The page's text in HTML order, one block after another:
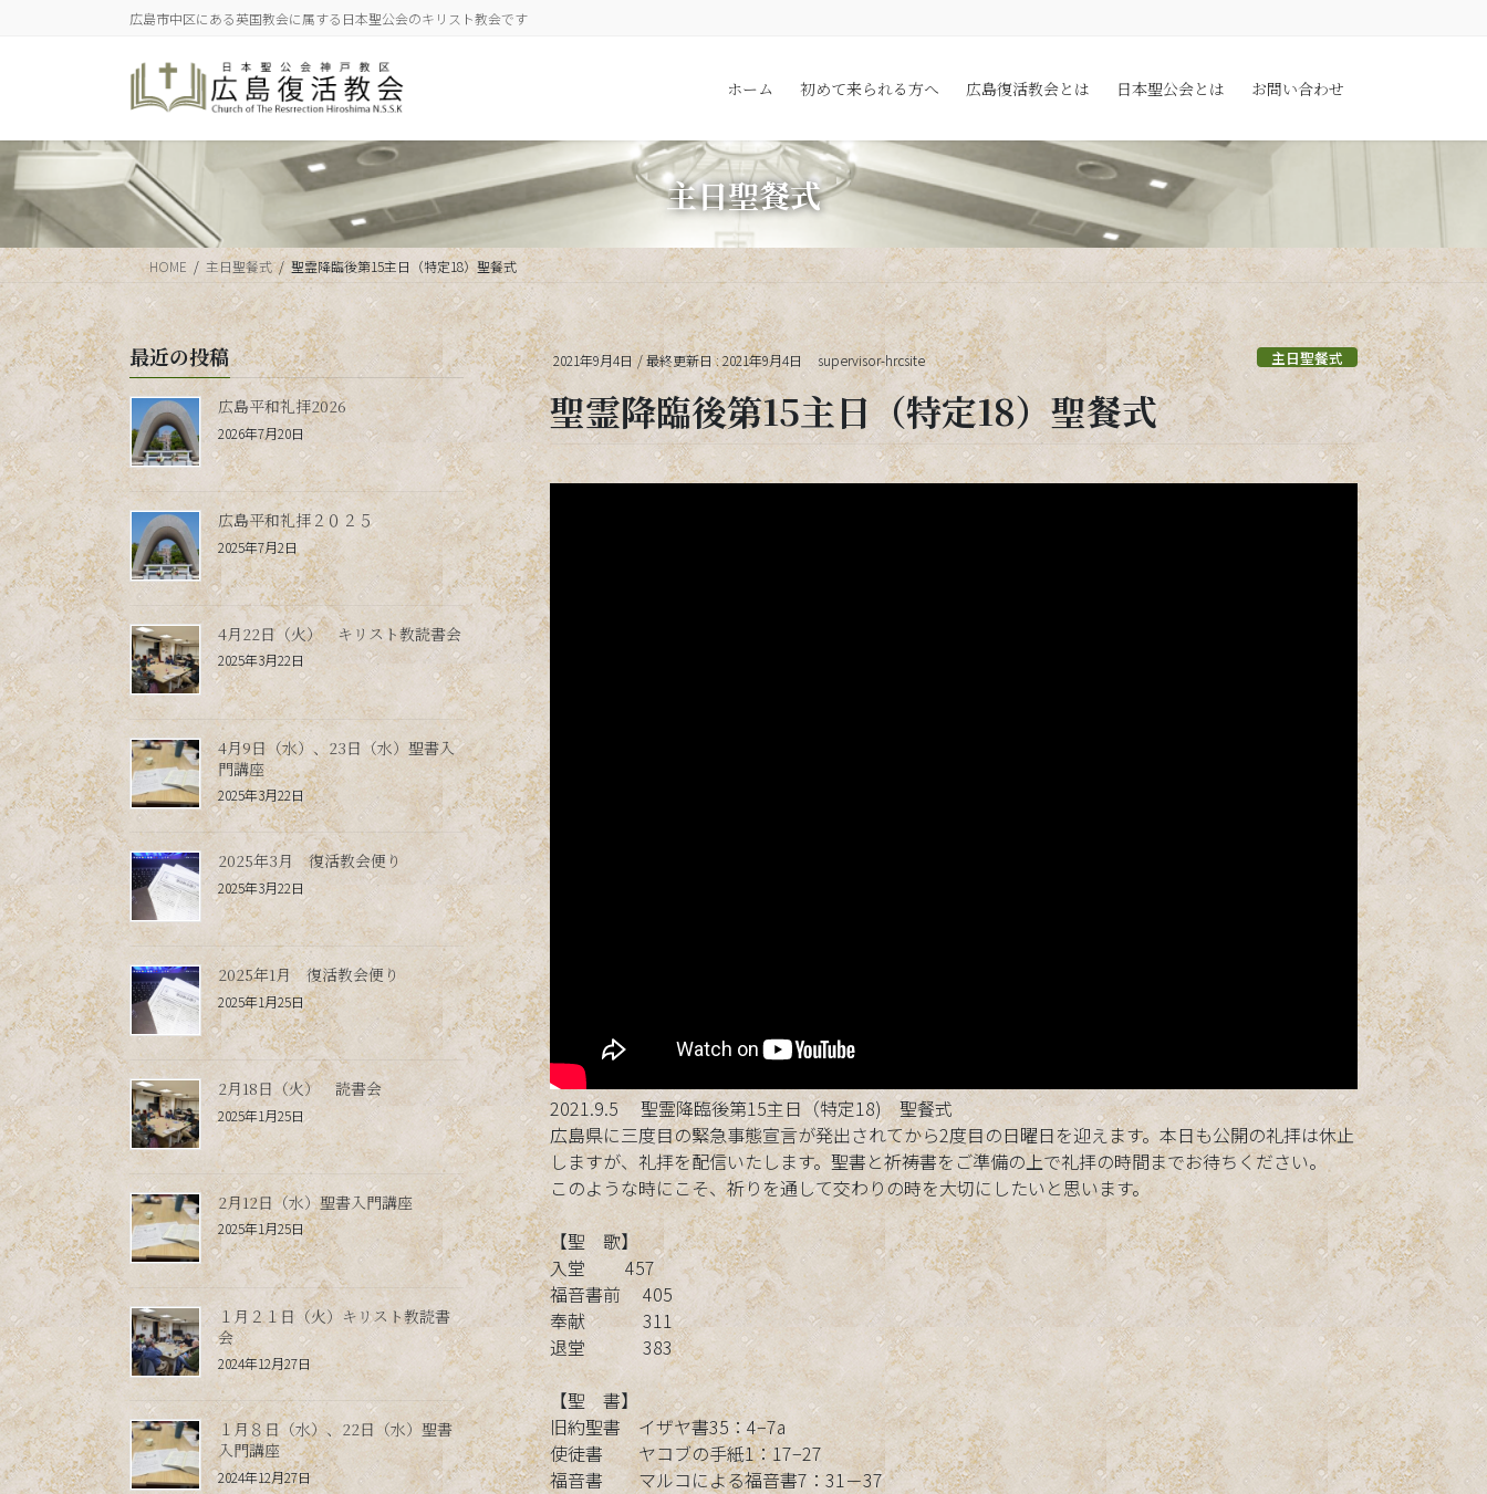
に
移
動
ョ
ン
に
動
広島市中区にある英国教会に属する日本聖公会のキリスト教会です
ホーム 初めて来られる方へ 広島復活教会とは 日本聖公会とは お問い合わせ
主日聖餐式
HOME 主日聖餐式 聖霊降臨後第15主日（特定18）聖餐式
2021年9月4日 / 最終更新日 :2021年9月4日 supervisor-hrcsite 主日聖餐式
聖霊降臨後第15主日（特定18）聖餐式
2021.9.5 聖霊降臨後第15主日（特定18) 聖餐式
広島県に三度目の緊急事態宣言が発出されてから2度目の日曜日を迎えます。本日も公開の礼拝は休止
しますが、礼拝を配信いたします。聖書と祈祷書をご準備の上で礼拝の時間までお待ちください。
このような時にこそ、祈りを通して交わりの時を大切にしたいと思います。
【聖 歌】
入堂 457
福音書前 405
奉献 311
退堂 383
【聖 書】
旧約聖書 イザヤ書35：4−7a
使徒書 ヤコブの手紙1：17−27
福音書 マルコによる福音書7：31－37
最近の投稿
広島平和礼拝2026
2026年7月20日
広島平和礼拝２０２５
2025年7月2日
4月22日（火） キリスト教読書会
2025年3月22日
4月9日（水）、23日（水）聖書入
門講座
2025年3月22日
2025年3月 復活教会便り
2025年3月22日
2025年1月 復活教会便り
2025年1月25日
2月18日（火） 読書会
2025年1月25日
2月12日（水）聖書入門講座
2025年1月25日
１月２１日（火）キリスト教読書
会
2024年12月27日
１月８日（水）、22日（水）聖書
入門講座
2024年12月27日